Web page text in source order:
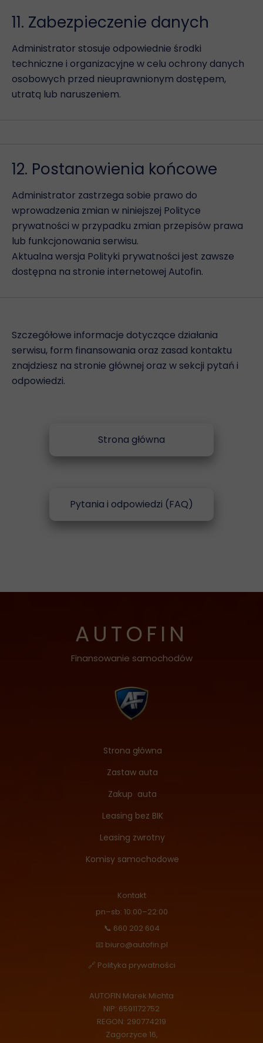
Pytania i odpowiedzi (FAQ)
Strona główna
Szczegółowe informacje dotyczące działania
serwisu, form finansowania oraz zasad kontaktu
znajdziesz na stronie głównej oraz w sekcji pytań i
odpowiedzi.
Administrator zastrzega sobie prawo do
wprowadzenia zmian w niniejszej Polityce
prywatności w przypadku zmian przepisów prawa
lub funkcjonowania serwisu.
Aktualna wersja Polityki prywatności jest zawsze
dostępna na stronie internetowej Autofin.
12. Postanowienia końcowe
Administrator stosuje odpowiednie środki
techniczne i organizacyjne w celu ochrony danych
osobowych przed nieuprawnionym dostępem,
utratą lub naruszeniem.
11. Zabezpieczenie danych
AUTOFIN
Finansowanie samochodów
Strona główna
Zastaw auta
Zakup auta
Leasing bez BIK
Leasing zwrotny
Komisy samochodowe
Kontakt
pn–sb: 10:00–22:00
📞 660 202 604
📧 biuro@autofin.pl
🔗 Polityka prywatności
AUTOFIN Marek Michta
NIP: 6591172752
REGON: 290774219
Zagorzyce 16,